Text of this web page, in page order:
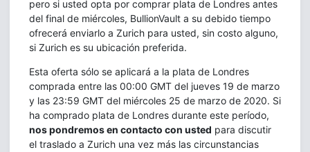
pero si usted opta por comprar plata de Londres antes
del final de miércoles, BullionVault a su debido tiempo
ofrecerá enviarlo a Zurich para usted, sin costo alguno,
si Zurich es su ubicación preferida.
Esta oferta sólo se aplicará a la plata de Londres
comprada entre las 00:00 GMT del jueves 19 de marzo
y las 23:59 GMT del miércoles 25 de marzo de 2020. Si
ha comprado plata de Londres durante este período,
nos pondremos en contacto con usted para discutir
el traslado a Zurich una vez más las circunstancias